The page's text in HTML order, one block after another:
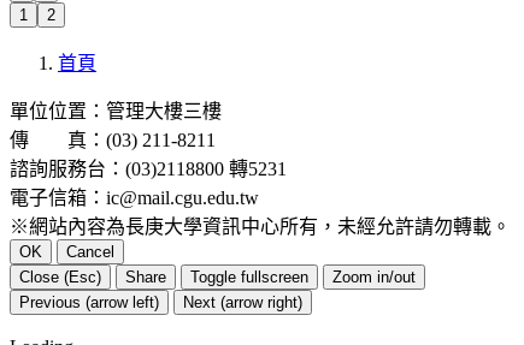
1
2
首頁
單位位置：管理大樓三樓
傳 真：(03) 211-8211
諮詢服務台：(03)2118800 轉5231
電子信箱：ic@mail.cgu.edu.tw
※網站內容為長庚大學資訊中心所有，未經允許請勿轉載。
OK
Cancel
Close (Esc)
Share Toggle fullscreen
Zoom in/out
Previous (arrow left)
Next (arrow right)